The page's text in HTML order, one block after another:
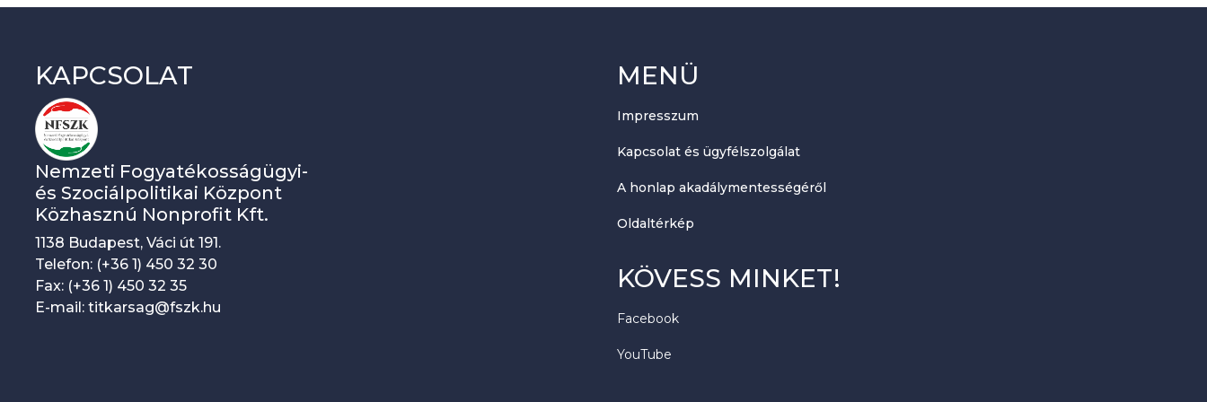
KAPCSOLAT
Nemzeti Fogyatékosságügyi-
és Szociálpolitikai Központ
Közhasznú Nonprofit Kft.
1138 Budapest, Váci út 191.
Telefon: (+36 1) 450 32 30
Fax: (+36 1) 450 32 35
E-mail: titkarsag@fszk.hu
MENÜ
Impresszum
Kapcsolat és ügyfélszolgálat
A honlap akadálymentességéről
Oldaltérkép
KÖVESS MINKET!
Facebook
YouTube